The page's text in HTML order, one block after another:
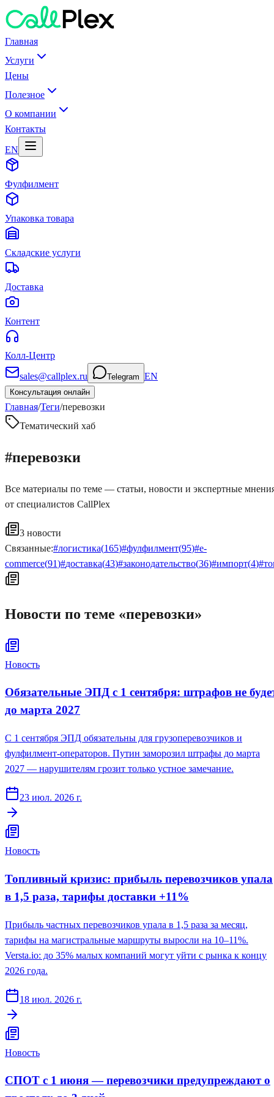
Главная
Услуги
Цены
Полезное
О компании
Контакты
EN
Фулфилмент
Упаковка товара
Складские услуги
Доставка
Контент
Колл-Центр
sales@callplex.ru
Telegram EN
Консультация онлайн
Главная/Теги/перевозки
Тематический хаб
#перевозки
Все материалы по теме — статьи, новости и экспертные
от специалистов CallPlex
3 новости
Связанные:#логистика(165)#фулфилмент(95)#e-
commerce(91)#доставка(43)#законодательство(36)#импорт(4)#
Новости по теме «перевозки»
Новость
Обязательные ЭПД с 1 сентября: штрафов не
до марта 2027
С 1 сентября ЭПД обязательны для грузоперевозчиков и
фулфилмент-операторов. Путин заморозил штрафы до марта
2027 — нарушителям грозит только устное замечание.
23 июл. 2026 г.
Новость
Топливный кризис: прибыль перевозчиков упала
в 1,5 раза, тарифы доставки +11%
Прибыль частных перевозчиков упала в 1,5 раза за месяц,
тарифы на магистральные маршруты выросли на 10–11%.
Versta.io: до 35% малых компаний могут уйти с рынка к концу
2026 года.
18 июл. 2026 г.
Новость
СПОТ с 1 июня — перевозчики предупреждают о